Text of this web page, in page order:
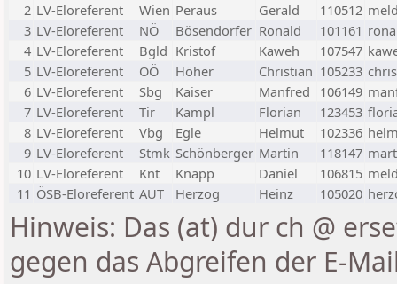
2 LV-Eloreferent Wien Peraus Gerald 110512
3 LV-Eloreferent NÖ Bösendorfer Ronald 101161
4 LV-Eloreferent Bgld Kristof Kaweh 107547
5 LV-Eloreferent OÖ Höher Christian 105233
6 LV-Eloreferent Sbg Kaiser Manfred 106149
7 LV-Eloreferent Tir Kampl Florian 123453
8 LV-Eloreferent Vbg Egle Helmut 102336
9 LV-Eloreferent Stmk Schönberger Martin 118147
10 LV-Eloreferent Knt Knapp Daniel 106815
11 ÖSB-Eloreferent AUT Herzog Heinz 105020
Hinweis: Das (at) dur ch @
gegen das Abgreifen der E-